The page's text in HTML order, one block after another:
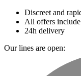
Discreet and
All offers
24h delivery
Our lines are open: